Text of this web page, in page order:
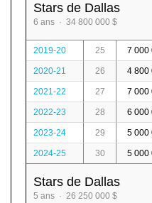
Stars de Dallas
6 ans · 34 800 000 $
2019-20 25 7 000
2020-21 26 4 800
2021-22 27 7 000
2022-23 28 6 000
2023-24 29 5 000
2024-25 30 5 000
Stars de Dallas
5 ans · 26 250 000 $